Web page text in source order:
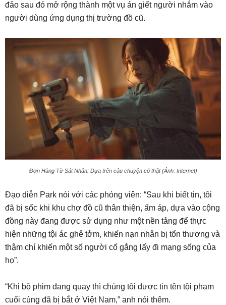
đảo sau đó mở rộng thành một vụ án giết người nhắm vào
người dùng ứng dụng thị trường đồ cũ.
Đơn Hàng Từ Sát Nhân: Dựa trên câu chuyện có thật (Ảnh: Internet)
Đạo diễn Park nói với các phóng viên: “Sau khi biết tin, tôi
đã bị sốc khi khu chợ đồ cũ thân thiện, ấm áp, dựa vào cộng
đồng này đang được sử dụng như một nền tảng để thực
hiện những tội ác ghê tởm, khiến nạn nhân bị tổn thương và
thậm chí khiến một số người cố gắng lấy đi mạng sống của
họ”.
“Khi bộ phim đang quay thì chúng tôi được tin tên tội phạm
cuối cùng đã bị bắt ở Việt Nam,” anh nói thêm.